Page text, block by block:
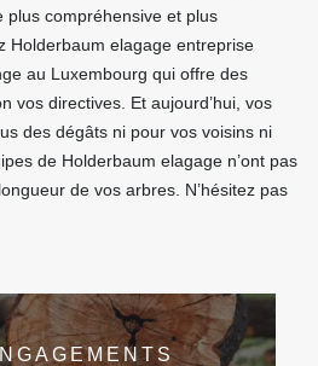
plus compréhensive et plus
Holderbaum elagage entreprise
au Luxembourg qui offre des
vos directives. Et aujourd’hui, vos
des dégâts ni pour vos voisins ni
de Holderbaum elagage n’ont pas
de vos arbres. N’hésitez pas